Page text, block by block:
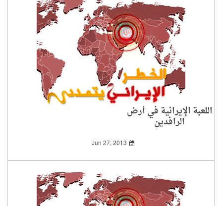
اللعبة الإيرانية في أرض
الرافدين
Jun 27, 2013